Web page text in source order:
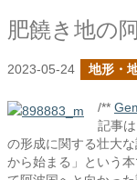
肥饒き地の
2023-05-24 地形・
/**
記事
の形成に関する壮大
から始まる」という